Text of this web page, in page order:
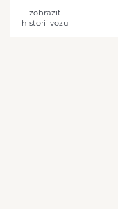
zobrazit
historii vozu